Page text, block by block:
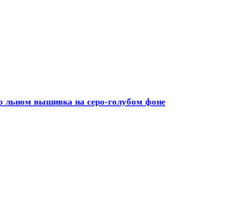
льном вышивка на серо-голубом фоне